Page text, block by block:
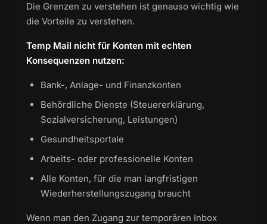
Die Grenzen zu verstehen ist genauso wichtig wie
die Vorteile zu verstehen.
Temp Mail nicht für Konten mit echten
Konsequenzen nutzen:
Bank-, Anlage- und Finanzkonten
Behördliche Dienste (Steuererklärung,
Sozialversicherung, Leistungen)
Gesundheitsportale
Arbeits- oder professionelle Konten
Alle Konten, für die man langfristigen
Wiederherstellungszugang braucht
Wenn man den Zugang zur temporären Inbox